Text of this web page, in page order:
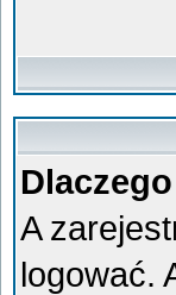
A
logować.